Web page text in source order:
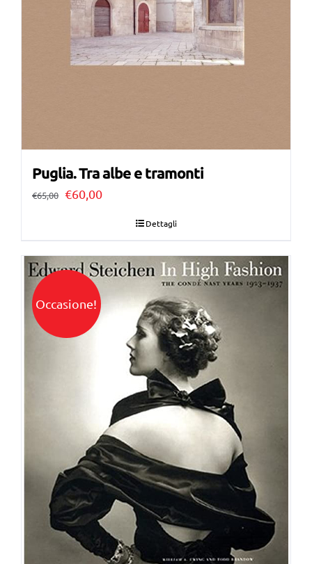
Puglia. Tra albe e tramonti
€65,00 Il
era:
€65,00.
€60,00Il
è:
€60,00.
Dettagli
Occasione!